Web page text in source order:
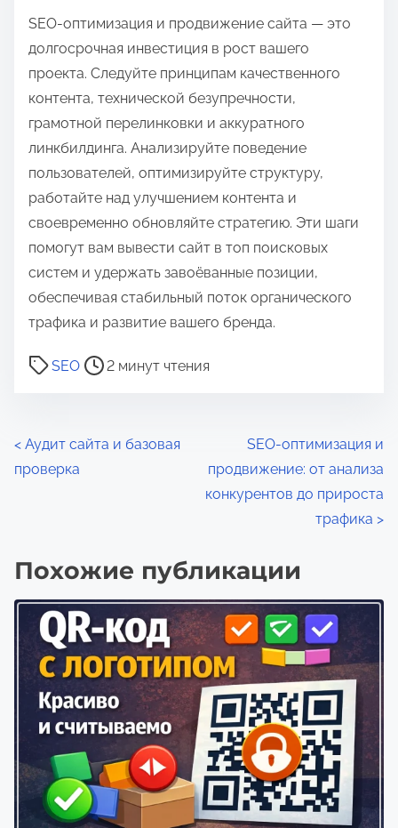
SEO-оптимизация и продвижение сайта — это
долгосрочная инвестиция в рост вашего
проекта. Следуйте принципам качественного
контента, технической безупречности,
грамотной перелинковки и аккуратного
линкбилдинга. Анализируйте поведение
пользователей, оптимизируйте структуру,
работайте над улучшением контента и
своевременно обновляйте стратегию. Эти шаги
помогут вам вывести сайт в топ поисковых
систем и удержать завоёванные позиции,
обеспечивая стабильный поток органического
трафика и развитие вашего бренда.
SEO
В
м
п
2 минут чтения
Н
а
и
ц
п
< Аудит сайта и базовая
проверка
SEO-оптимизация и
продвижение: от анализа
конкурентов до прироста
трафика >
Похожие публикации